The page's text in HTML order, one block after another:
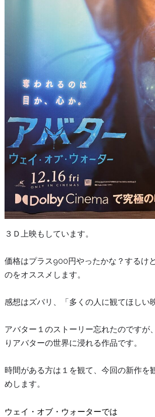
３Ｄ上映もしています。
価格はプラス900円やったかな？するけ
のをオススメします。
感想はズバリ、「多くの人に観てほしい
アバター１のストーリー忘れたのですが
りアバターの世界に浸れる作品です。
時間がある方は１を観て、今回の新作を
めします。
ウェイ・オブ・ウォーターでは